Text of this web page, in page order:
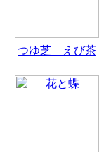
つゆ芝 えび茶